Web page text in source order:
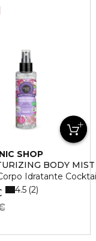
SHOP
BODY MIST
Idratante
4.5 2